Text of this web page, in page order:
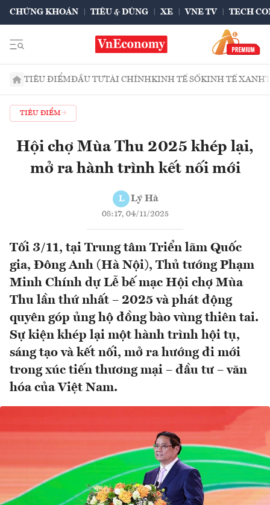
CHỨNG KHOÁN TIÊU & DÙNG XE VNE TV TECH
TIÊU ĐIỂMĐẦU TƯTÀI CHÍNHKINH TẾ SỐKINH TẾ XANH
TIÊU ĐIỂM
Hội chợ Mùa Thu 2025 khép lại,
mở ra hành trình kết nối mới
L Lý Hà
08:17, 04/11/2025
Tối 3/11, tại Trung tâm Triển lãm Quốc
gia, Đông Anh (Hà Nội), Thủ tướng Phạm
Minh Chính dự Lễ bế mạc Hội chợ Mùa
Thu lần thứ nhất – 2025 và phát động
quyên góp ủng hộ đồng bào vùng thiên tai.
Sự kiện khép lại một hành trình hội tụ,
sáng tạo và kết nối, mở ra hướng đi mới
trong xúc tiến thương mại – đầu tư – văn
hóa của Việt Nam.